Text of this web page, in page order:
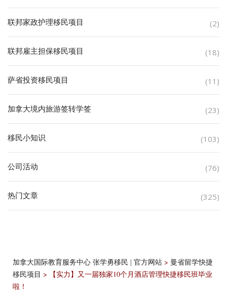
联邦家政护理移民项目 (2)
联邦雇主担保移民项目 (18)
萨省投资移民项目 (11)
加拿大境内旅游签转学签 (23)
移民小知识 (103)
公司活动 (76)
热门文章 (325)
加拿大国际教育服务中心 张学勇移民 | 官方网站 > 曼省留学快捷
移民项目 >
【实力】又一届独家10个月酒店管理快捷移民班毕业
啦！